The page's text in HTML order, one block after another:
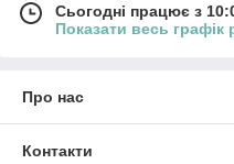
Сьогодні працює з
Показати весь графік
Про нас
Контакти